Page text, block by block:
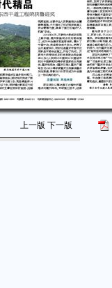
上一版 下一版